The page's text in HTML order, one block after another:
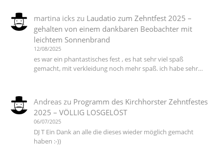
martina ickszu Laudatio zum Zehntfest 2025 –
gehalten von einem dankbaren Beobachter mit
leichtem Sonnenbrand
12/08/2025
es war ein phantastisches fest , es hat sehr viel spaß
gemacht, mit verkleidung noch mehr spaß. ich habe sehr…
Andreaszu Programm des Kirchhorster Zehntfestes
2025 – VÖLLIG LOSGELÖST
06/07/2025
DJ T Ein Dank an alle die dieses wieder möglich gemacht
haben :-))